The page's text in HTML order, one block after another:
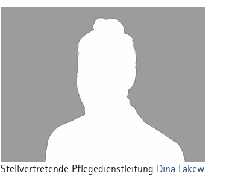
Stellvertretende Pflegedienstleitung Dina Lakew